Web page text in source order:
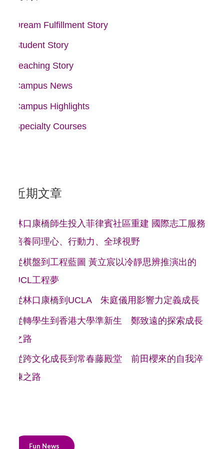
Dream Fulfillment Story
Student Story
Teaching Story
Campus News
Campus Highlights
Specialty Courses
近期文章
林口康橋師生投入菲律賓社區重建 國際志工服務
培養同理心、行動力、全球視野
從棋盤到工程藍圖 黃立宸以冷靜思辨推演出的
UCL工程夢
從林口康橋到UCLA 朱庭儀用影響力定義成長
從轉學生到香港大學準新生 鄭致遠的探索成長
之路
從跨文化成長到常春藤殿堂 前田櫻來的自我淬
鍊之路
Fun News